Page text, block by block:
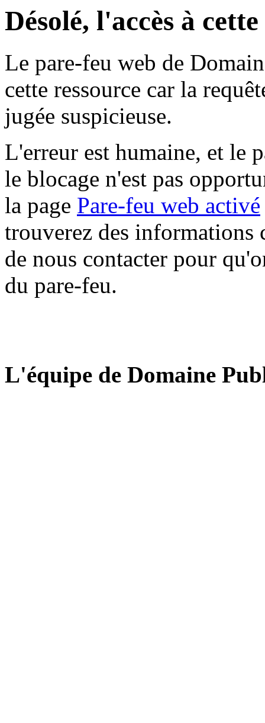
Désolé, l'accès à
Le pare-feu web de
cette ressource car la
jugée suspicieuse.
L'erreur est humaine, et le
le blocage n'est pas
la page Pare-feu web activé
trouverez des informations
de nous contacter pour
du pare-feu.
L'équipe de Domaine